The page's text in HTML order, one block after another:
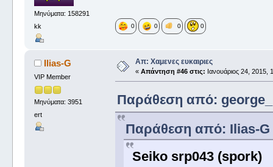
Μηνύματα: 158291
kk
0 0 0 0
Ilias-G
VIP Member
Μηνύματα: 3951
ert
Απ: Χαμενες ευκαιριες
« Απάντηση #46 στις: Ιανουάριος 24, 2015,
Παράθεση από: george_
Παράθεση από: Ilias-G
Seiko srp043 (spork)